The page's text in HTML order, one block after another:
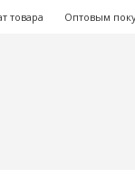
товара Оптовым